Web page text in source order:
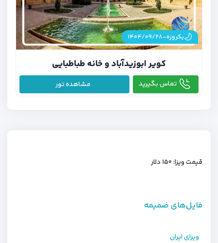
یکروزه-۱۴۰۴/۰۹/۲۸
کویر ابوزیدآباد و خانه طباطبایی
تماس بگیرید مشاهده تور
فایل‌های ضمیمه
قیمت ویزا: ۱۵۰ دلار
ویزای ایران